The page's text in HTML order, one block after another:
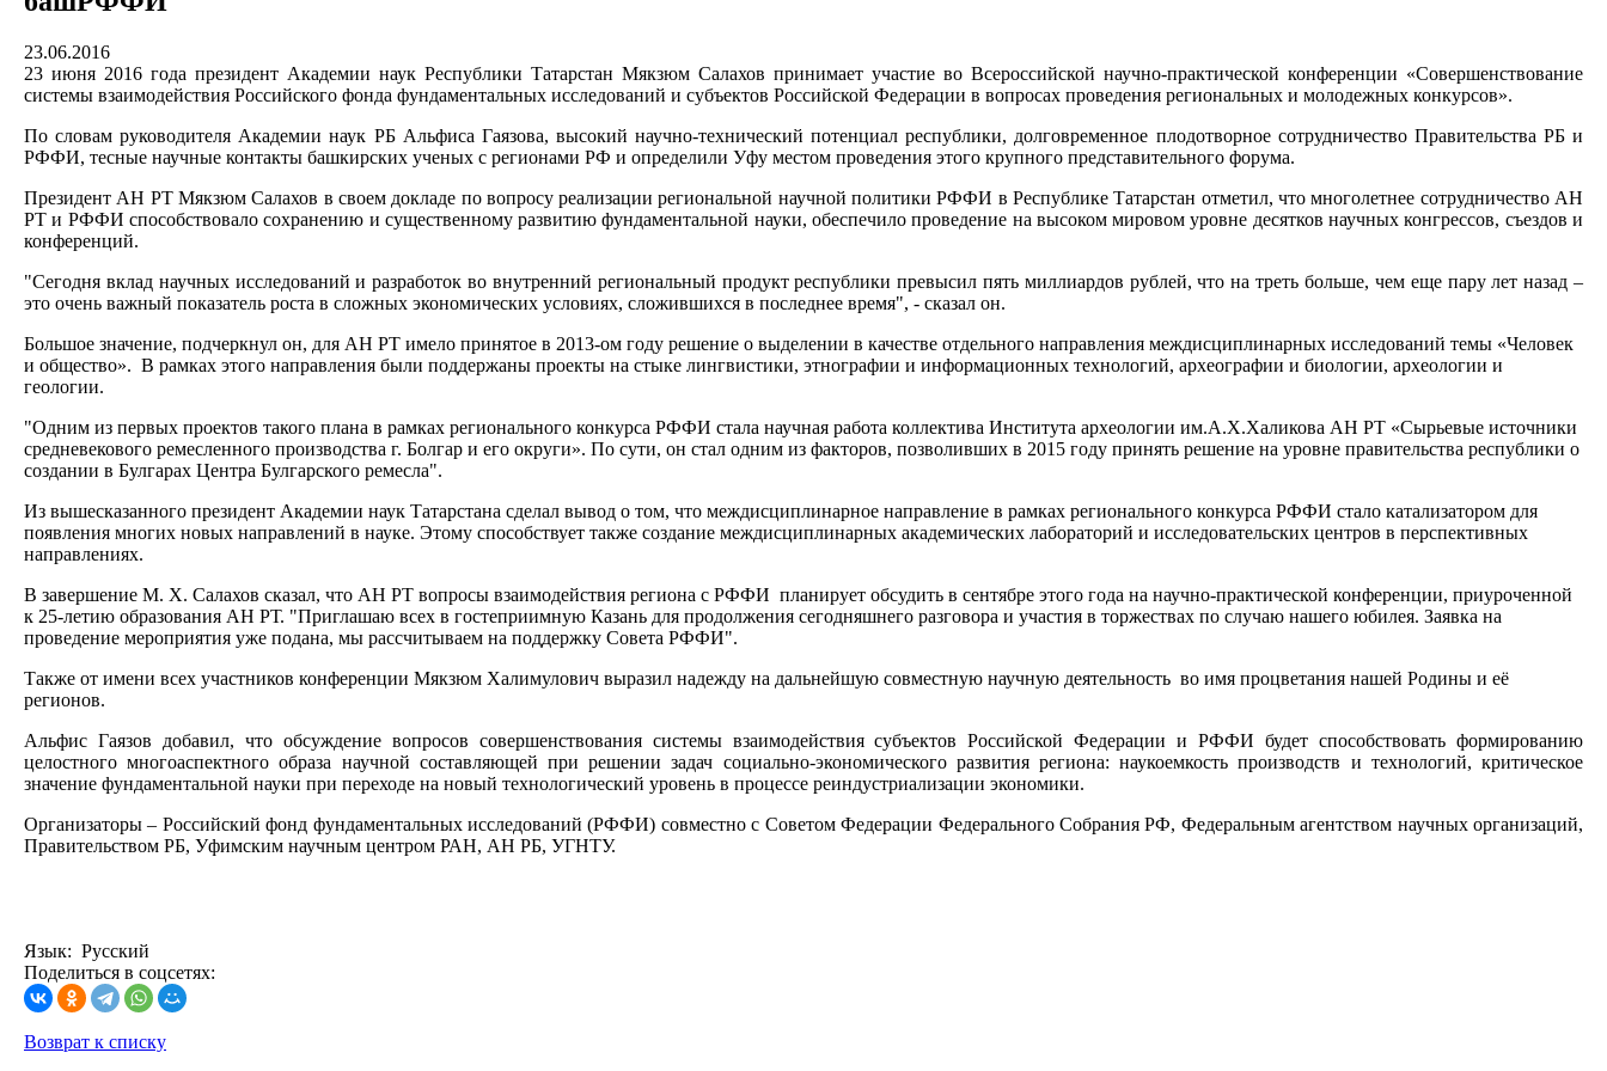
23.06.2016
23 июня 2016 года президент Академии наук Республики Татарстан Мякзюм Салахов принимает участие во Всероссийской научно-практической конференции «Совершенствование
системы взаимодействия Российского фонда фундаментальных исследований и субъектов Российской Федерации в вопросах проведения региональных и молодежных конкурсов».
По словам руководителя Академии наук РБ Альфиса Гаязова, высокий научно-технический потенциал республики, долговременное плодотворное сотрудничество Правительства РБ и
РФФИ, тесные научные контакты башкирских ученых с регионами РФ и определили Уфу местом проведения этого крупного представительного форума.
Президент АН РТ Мякзюм Салахов в своем докладе по вопросу реализации региональной научной политики РФФИ в Республике Татарстан отметил, что многолетнее сотрудничество АН
РТ и РФФИ способствовало сохранению и существенному развитию фундаментальной науки, обеспечило проведение на высоком мировом уровне десятков научных конгрессов, съездов и
конференций.
"Сегодня вклад научных исследований и разработок во внутренний региональный продукт республики превысил пять миллиардов рублей, что на треть больше, чем еще пару лет назад –
это очень важный показатель роста в сложных экономических условиях, сложившихся в последнее время", - сказал он.
Большое значение, подчеркнул он, для АН РТ имело принятое в 2013-ом году решение о выделении в качестве отдельного направления междисциплинарных исследований темы «Человек
и общество». В рамках этого направления были поддержаны проекты на стыке лингвистики, этнографии и информационных технологий, археографии и биологии, археологии и
геологии.
"Одним из первых проектов такого плана в рамках регионального конкурса РФФИ стала научная работа коллектива Института археологии им.А.Х.Халикова АН РТ «Сырьевые источники
средневекового ремесленного производства г. Болгар и его округи». По сути, он стал одним из факторов, позволивших в 2015 году принять решение на уровне правительства республики о
создании в Булгарах Центра Булгарского ремесла".
Из вышесказанного президент Академии наук Татарстана сделал вывод о том, что междисциплинарное направление в рамках регионального конкурса РФФИ стало катализатором для
появления многих новых направлений в науке. Этому способствует также создание междисциплинарных академических лабораторий и исследовательских центров в перспективных
направлениях.
В завершение М. Х. Салахов сказал, что АН РТ вопросы взаимодействия региона с РФФИ планирует обсудить в сентябре этого года на научно-практической конференции, приуроченной
к 25-летию образования АН РТ. "Приглашаю всех в гостеприимную Казань для продолжения сегодняшнего разговора и участия в торжествах по случаю нашего юбилея. Заявка на
проведение мероприятия уже подана, мы рассчитываем на поддержку Совета РФФИ".
Также от имени всех участников конференции Мякзюм Халимулович выразил надежду на дальнейшую совместную научную деятельность во имя процветания нашей Родины и её
регионов.
Альфис Гаязов добавил, что обсуждение вопросов совершенствования системы взаимодействия субъектов Российской Федерации и РФФИ будет способствовать формированию
целостного многоаспектного образа научной составляющей при решении задач социально-экономического развития региона: наукоемкость производств и технологий, критическое
значение фундаментальной науки при переходе на новый технологический уровень в процессе реиндустриализации экономики.
Организаторы – Российский фонд фундаментальных исследований (РФФИ) совместно с Советом Федерации Федерального Собрания РФ, Федеральным агентством научных организаций,
Правительством РБ, Уфимским научным центром РАН, АН РБ, УГНТУ.
Язык: Русский
Поделиться в соцсетях:
Возврат к списку